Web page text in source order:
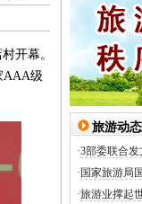
开幕。
AAA级
旅游动态
·3部委联合
· 国家旅游局
·旅游业撑起